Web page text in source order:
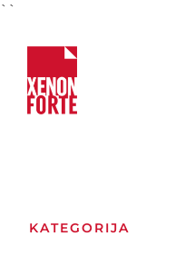
``
KATEGORIJA